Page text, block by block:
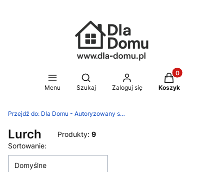
Menu
Otwórz wyszukiwarkę
Szukaj Zaloguj się
Produkty w
Koszyk
Przejdź do: Dla Domu - Autoryzowany sklep Silit, WMF, Zwilling
Lurch Produkty: 9
Lista produktów
Sortowanie:
Domyślne